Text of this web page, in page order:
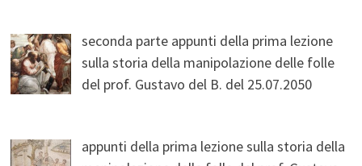
seconda parte appunti della prima lezione
sulla storia della manipolazione delle folle
del prof. Gustavo del B. del 25.07.2050
appunti della prima lezione sulla storia della